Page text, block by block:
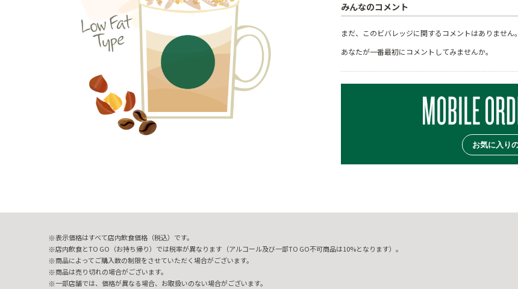
みんなのコメント
まだ、このビバレッジに関するコメントはありません。
あなたが一番最初にコメントしてみませんか。
お気に入り
表示価格はすべて店内飲食価格（税込）です。
店内飲食とTO GO（お持ち帰り）では税率が異なります（アルコール及び一部TO GO不可商品は10%となります）。
商品によってご購入数の制限をさせていただく場合がございます。
商品は売り切れの場合がございます。
一部店舗では、価格が異なる場合、お取扱いのない場合がございます。